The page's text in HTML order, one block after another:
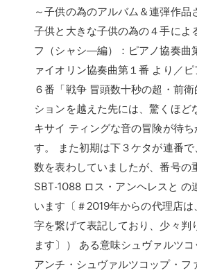
～子供の為のアルバム＆連弾作品
子供と大きな子供の為の４手によ
フ（シャシ―編）：ピアノ協奏曲
ァイオリン協奏曲第１番 より／
６番「戦争 冒頭数十秒の超・前
ションを越えた先には、驚くほど
キサイ ティングな音の冒険が待ち
す。 また初期は下３ケタが連番
数を表わしていましたが、番号の
SBT-1088 ロス・アンヘレスと の
います〔＃2019年からの代理店
字を繋げて表記しており、少々判
ます〕） ある意味シュヴァルツ
アンチ・シュヴァルツコップ・フ